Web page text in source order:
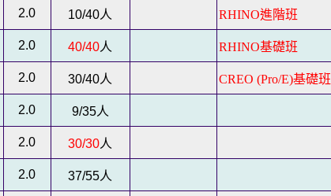
2.0 10/40人 RHINO進階班
2.0 40/40人 RHINO基礎班
2.0 30/40人 CREO (Pro/E)基礎班
2.0 9/35人
2.0 30/30人
2.0 37/55人